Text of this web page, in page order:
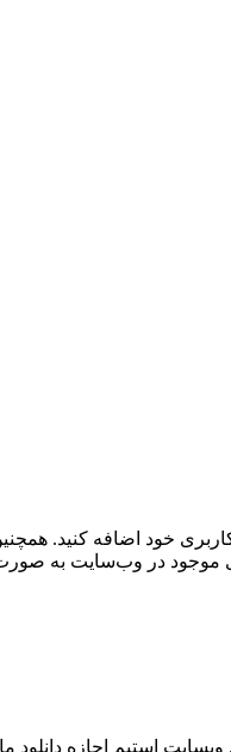
خود اضافه کنید.
موجود در وب‌سایت به
وبسایت استیم اجازه